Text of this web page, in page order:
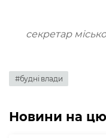
секретар
#будні влади
Новини на